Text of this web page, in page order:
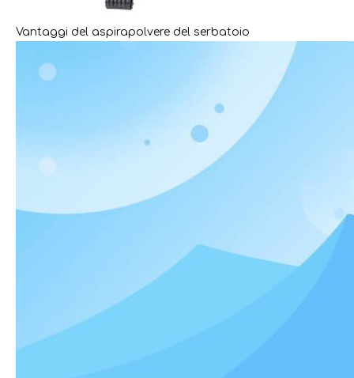
Vantaggi del aspirapolvere del serbatoio